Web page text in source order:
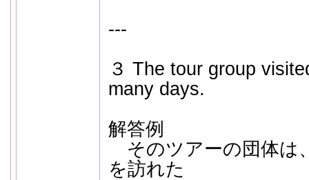
---
３ The tour group
many days.
解答例
そのツアーの団体は
を訪れた